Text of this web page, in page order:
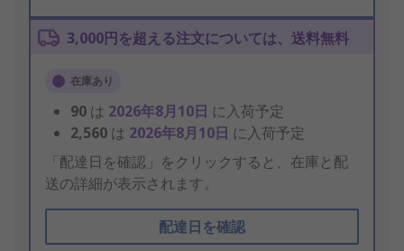
3,000円を超える注文については、送料無料
在庫あり
90 は 2026年8月10日 に入荷予定
2,560 は 2026年8月10日 に入荷予定
「配達日を確認」をクリックすると、在庫と配
送の詳細が表示されます。
配達日を確認